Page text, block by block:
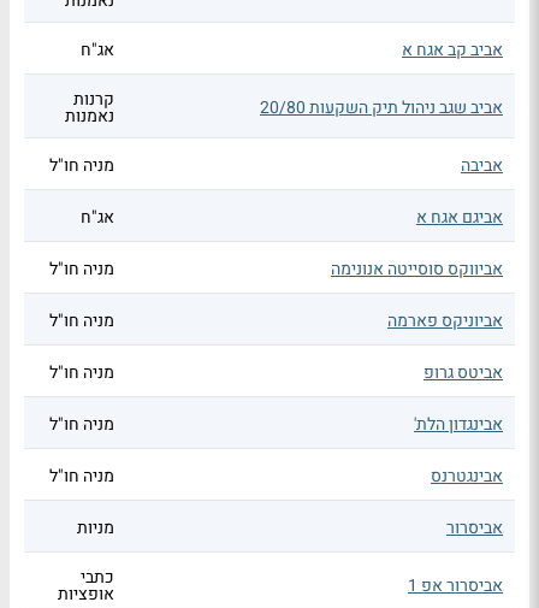
אביב קב אגח א
אג"ח
אביב שגב ניהול תיק השקעות 20/80 קרנות
נאמנות
אביבה
מניה חו"ל
אביגם אגח א אג"ח
אביווקס סוסייטה אנונימה מניה חו"ל
אביוניקס פארמה מניה חו"ל
אביטס גרופ מניה חו"ל
אבינגדון הלת' מניה חו"ל
אבינגטרנס מניה חו"ל
אביסרור מניות
אביסרור אפ 1 כתבי
אופציות